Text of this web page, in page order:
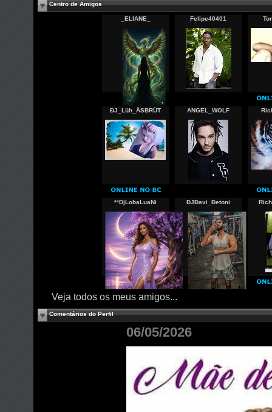
Centro de Amigos
_ELIANE_ Felipe40401
ÐJ_Lüh_ÄSBRÜT ANGEL_WOLF
ªªDjLobaLuaNi ÐJÐavi_Ðetoni
Veja todos os meus amigos...
Comentários do Perfil
06/05/2026